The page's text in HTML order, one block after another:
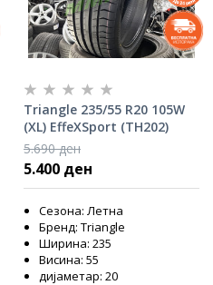
Triangle 235/55 R20 105W
(XL) EffeXSport (TH202)
5.690 ден
5.400 ден
Сезона: Летна
Бренд: Triangle
Ширина: 235
Висина: 55
дијаметар: 20